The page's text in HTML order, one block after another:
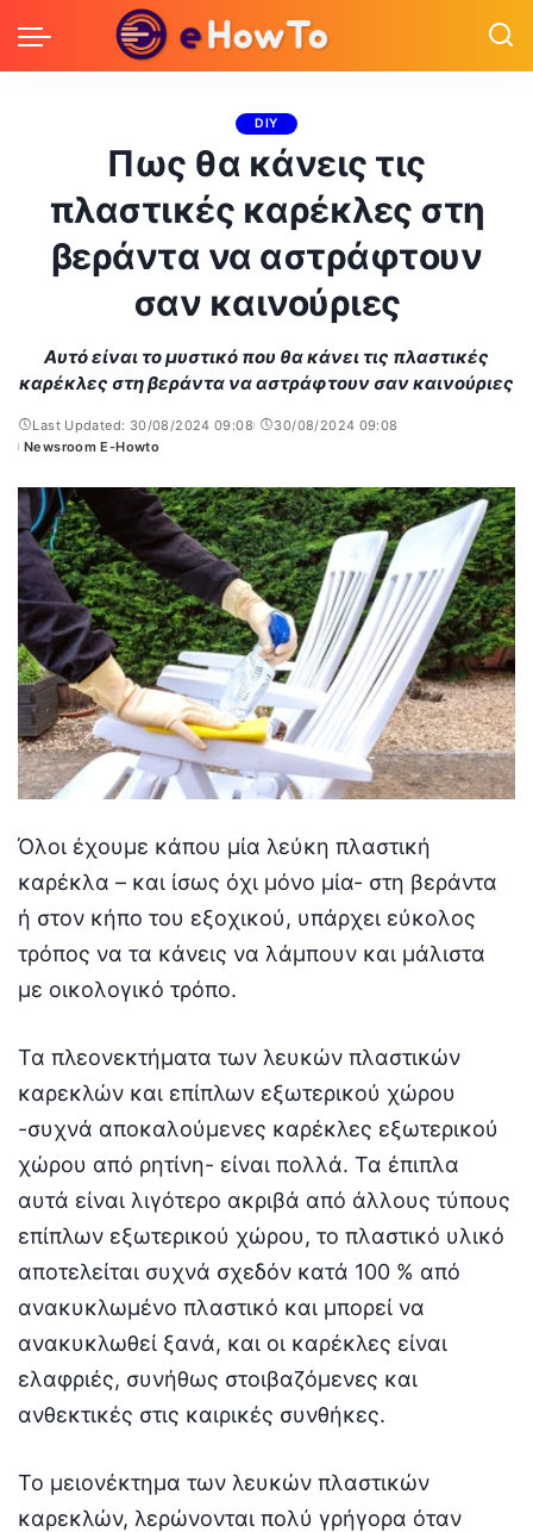
DIY
Πως θα κάνεις τις
πλαστικές καρέκλες στη
βεράντα να αστράφτουν
σαν καινούριες
Αυτό είναι το μυστικό που θα κάνει τις πλαστικές
καρέκλες στη βεράντα να αστράφτουν σαν καινούριες
Last Updated: 30/08/2024 09:08
30/08/2024 09:08
Posted
Newsroom E-Howto
Όλοι έχουμε κάπου μία λεύκη πλαστική
καρέκλα – και ίσως όχι μόνο μία- στη βεράντα
ή στον κήπο του εξοχικού, υπάρχει εύκολος
τρόπος να τα κάνεις να λάμπουν και μάλιστα
με οικολογικό τρόπο.
Τα πλεονεκτήματα των λευκών πλαστικών
καρεκλών και επίπλων εξωτερικού χώρου
-συχνά αποκαλούμενες καρέκλες εξωτερικού
χώρου από ρητίνη- είναι πολλά. Τα έπιπλα
αυτά είναι λιγότερο ακριβά από άλλους τύπους
επίπλων εξωτερικού χώρου, το πλαστικό υλικό
αποτελείται συχνά σχεδόν κατά 100 % από
ανακυκλωμένο πλαστικό και μπορεί να
ανακυκλωθεί ξανά, και οι καρέκλες είναι
ελαφριές, συνήθως στοιβαζόμενες και
ανθεκτικές στις καιρικές συνθήκες.
Το μειονέκτημα των λευκών πλαστικών
καρεκλών, λερώνονται πολύ γρήγορα όταν